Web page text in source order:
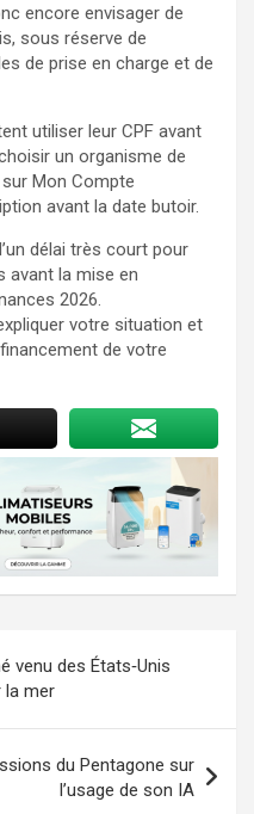
encore envisager de
sous réserve de
de prise en charge et de
utiliser leur CPF avant
un organisme de
Mon Compte
avant la date butoir.
délai très court pour
avant la mise en
2026.
votre situation et
de votre
venu des États‑Unis
la mer
du Pentagone sur
l’usage de son IA